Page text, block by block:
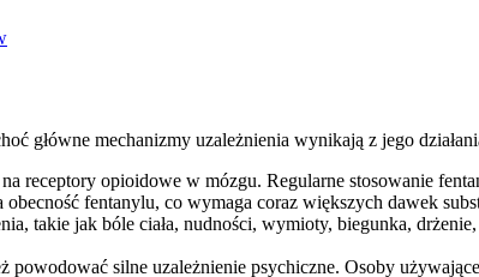
główne mechanizmy uzależnienia wynikają z jego
receptory opioidowe w mózgu. Regularne stosowanie
fentanylu, co wymaga coraz większych dawek
takie jak bóle ciała, nudności, wymioty, biegunka,
silne uzależnienie psychiczne. Osoby